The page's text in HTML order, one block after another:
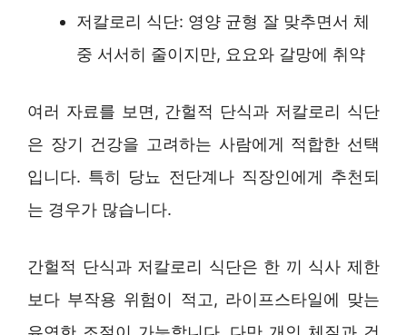
저칼로리 식단: 영양 균형 잘 맞추면서 체
중 서서히 줄이지만, 요요와 갈망에 취약
여러 자료를 보면, 간헐적 단식과 저칼로리 식단
은 장기 건강을 고려하는 사람에게 적합한 선택
입니다. 특히 당뇨 전단계나 직장인에게 추천되
는 경우가 많습니다.
간헐적 단식과 저칼로리 식단은 한 끼 식사 제한
보다 부작용 위험이 적고, 라이프스타일에 맞는